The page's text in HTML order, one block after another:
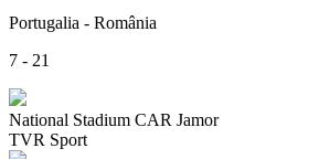
Portugalia - România
7 - 21
National Stadium CAR Jamor
TVR Sport